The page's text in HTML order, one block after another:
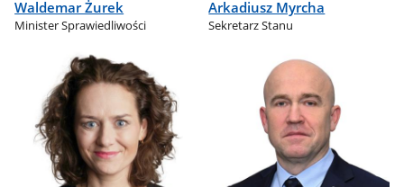
Waldemar Żurek
Minister Sprawiedliwości
Arkadiusz Myrcha
Sekretarz Stanu